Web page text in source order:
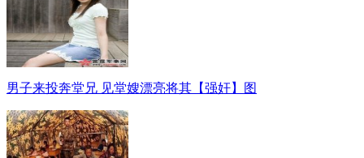
男子来投奔堂兄 见堂嫂漂亮将其【强奸】图